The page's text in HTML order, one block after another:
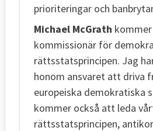
prioriteringar och
Michael McGrath
kommissionär för
rättsstatsprincipen. Jag
honom ansvaret att driva
europeiska demokratiska
kommer också att leda
rättsstatsprincipen,